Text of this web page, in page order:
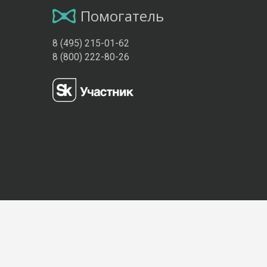
Помогатель
8 (495) 215-01-62
8 (800) 222-80-26